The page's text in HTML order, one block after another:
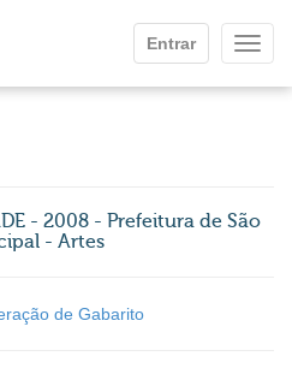
Entrar
- 2008 - Prefeitura de São
- Artes
de Gabarito